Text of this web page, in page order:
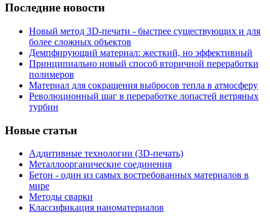
Последние новости
Новый метод 3D-печати - быстрее существующих и для
более сложных объектов
Демпфирующий материал: жесткий, но эффективный
Принципиально новый способ вторичной переработки
полимеров
Материал для сокращения выбросов тепла в атмосферу
Революционный шаг в переработке лопастей ветряных
турбин
Новые статьи
Аддитивные технологии (3D-печать)
Металлоорганические соединения
Бетон - один из самых востребованных материалов в
мире
Методы сварки
Классификация наноматериалов